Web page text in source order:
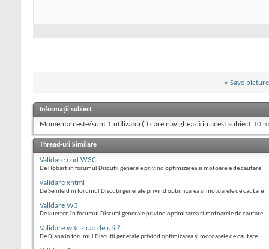
« Save
Informații subiect
Momentan este/sunt 1 utilizator(i) care navighează în acest subiect. (0
Thread-uri Similare
Validare cod W3C
De Hobart în forumul Discutii generale privind optimizarea si motoarele de cautare
validare xhtml
De Seinfeld în forumul Discutii generale privind optimizarea si motoarele de cautare
Validare W3
De kuerten în forumul Discutii generale privind optimizarea si motoarele de cautare
Validare w3c - cat de util?
De Diana în forumul Discutii generale privind optimizarea si motoarele de cautare